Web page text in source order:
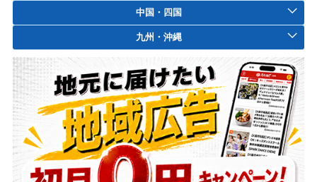
中国・四国
九州・沖縄